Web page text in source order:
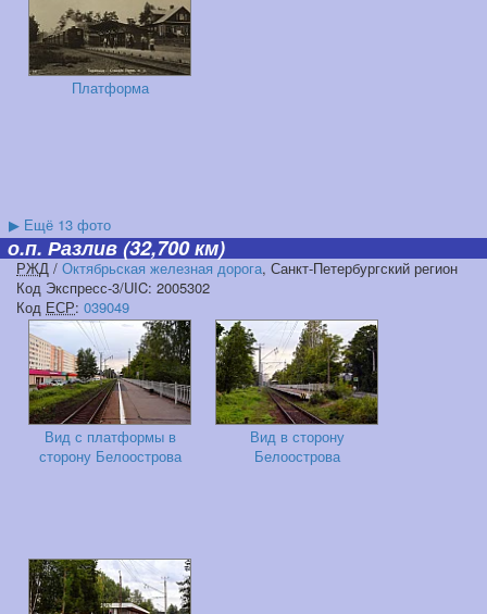
Платформа
▶ Ещё 13 фото
о.п. Разлив(32,700 км)
РЖД / Октябрьская железная дорога, Санкт-Петербургский регион
Код Экспресс-3/UIC: 2005302
Код ЕСР: 039049
Вид с платформы в
сторону Белоострова
Вид в сторону
Белоострова